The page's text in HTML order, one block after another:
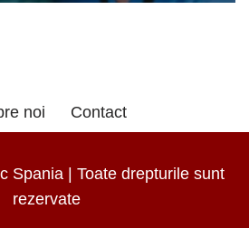
noi Contact
Spania | Toate drepturile sunt
rezervate